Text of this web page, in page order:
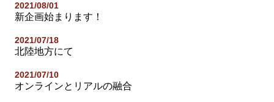
2021/08/01
新企画始まります！
2021/07/18
北陸地方にて
2021/07/10
オンラインとリアルの融合